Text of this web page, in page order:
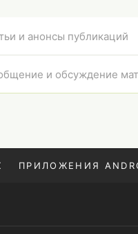
и анонсы публикаций
и обсуждение
ПРИЛОЖЕНИЯ